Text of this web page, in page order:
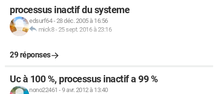
processus inactif du systeme
edsurf64-28 déc. 2005 à 16:56
mick8-25 sept. 2016 à 23:16
29 réponses
Uc à 100 %, processus inactif a 99 %
nono22461 -9 avr. 2012 à 13:40